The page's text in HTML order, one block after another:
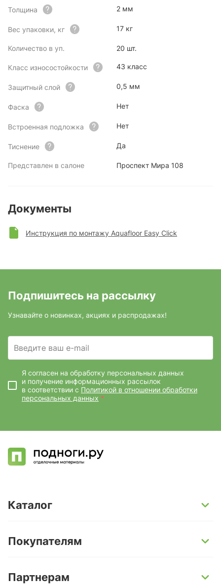
Толщина 2 мм
Вес упаковки, кг 17 кг
Количество в уп. 20 шт.
Класс износостойкости 43 класс
Защитный слой 0,5 мм
Фаска Нет
Встроенная подложка Нет
Тиснение Да
Представлен в салоне Проспект Мира 108
Документы
Инструкция по монтажу Aquafloor Easy Click
Подпишитесь на рассылку
Узнавайте о новинках, акциях и распродажах!
Введите ваш e-mail
Я согласен на обработку персональных данных
и получение информационных рассылок
в соответствии с Политикой в отношении обработки
персональных данных *
Каталог
Кварц-винил и LVT-плитка
Ламинат
Покупателям
Условия доставки
Партнерам